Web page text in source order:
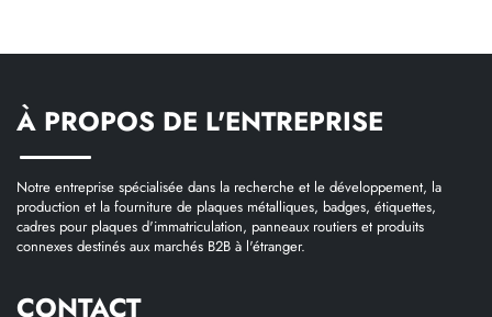
À PROPOS DE L'ENTREPRISE
Notre entreprise spécialisée dans la recherche et le développement, la
production et la fourniture de plaques métalliques, badges, étiquettes,
cadres pour plaques d'immatriculation, panneaux routiers et produits
connexes destinés aux marchés B2B à l'étranger.
CONTACT